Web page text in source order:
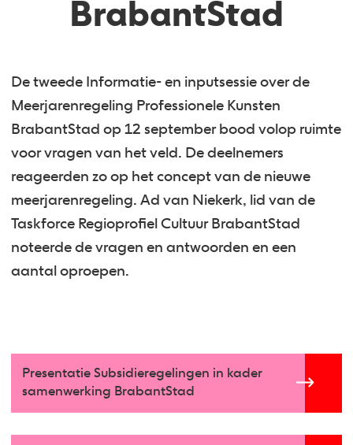
BrabantStad
De tweede Informatie- en inputsessie over de
Meerjarenregeling Professionele Kunsten
BrabantStad op 12 september bood volop ruimte
voor vragen van het veld. De deelnemers
reageerden zo op het concept van de nieuwe
meerjarenregeling. Ad van Niekerk, lid van de
Taskforce Regioprofiel Cultuur BrabantStad
noteerde de vragen en antwoorden en een
aantal oproepen.
Presentatie Subsidieregelingen in kader
samenwerking BrabantStad